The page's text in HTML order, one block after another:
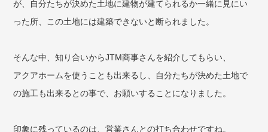
が、自分たちが決めた土地に建物が建てられるか一緒に見にい
った所、この土地には建築できないと断られました。
そんな中、知り合いからJTM商事さんを紹介してもらい、
アクアホームを使うことも出来るし、自分たちが決めた土地で
の施工も出来るとの事で、お願いすることになりました。
印象に残っているのは、営業さんとの打ち合わせですね。